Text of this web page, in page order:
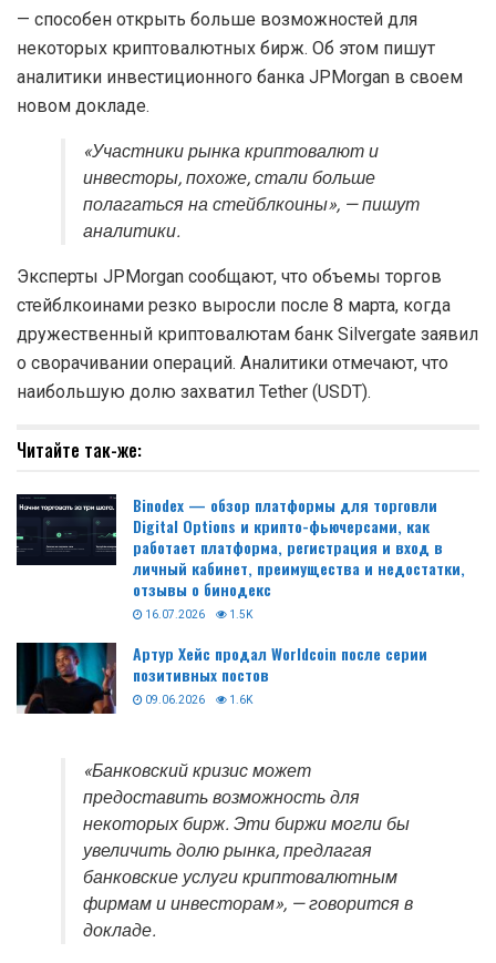
— способен открыть больше возможностей для
некоторых криптовалютных бирж. Об этом пишут
аналитики инвестиционного банка JPMorgan в своем
новом докладе.
«Участники рынка криптовалют и
инвесторы, похоже, стали больше
полагаться на стейблкоины», — пишут
аналитики.
Эксперты JPMorgan сообщают, что объемы торгов
стейблкоинами резко выросли после 8 марта, когда
дружественный криптовалютам банк Silvergate заявил
о сворачивании операций. Аналитики отмечают, что
наибольшую долю захватил Tether (USDT).
Читайте так-же:
Binodex — обзор платформы для торговли
Digital Options и крипто-фьючерсами, как
работает платформа, регистрация и вход в
личный кабинет, преимущества и недостатки,
отзывы о бинодекс
16.07.2026 1.5K
Артур Хейс продал Worldcoin после серии
позитивных постов
09.06.2026 1.6K
«Банковский кризис может
предоставить возможность для
некоторых бирж. Эти биржи могли бы
увеличить долю рынка, предлагая
банковские услуги криптовалютным
фирмам и инвесторам», — говорится в
докладе.